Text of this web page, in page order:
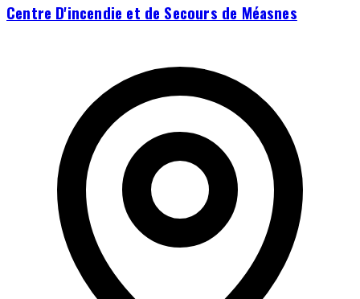
Centre D'incendie et de Secours de Méasnes